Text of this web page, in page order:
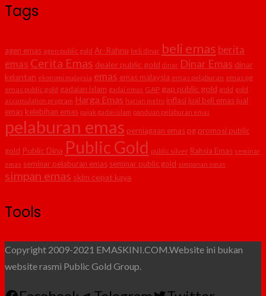
Tags
agen emas agen public gold Ar-Rahnu beli dinar beli emas berita
emas Cerita Emas dealer public gold dinar Dinar Emas dinar
kelantan ekonomi malaysia emas emas malaysia emas pelaburan emas pg
emas public gold gadaian islam gadai emas GAP gap public gold gold gold
accumulation program Harga Emas harian metro inflasi jual beli emas jual
emas kelebihan emas pajak gadai islam panduan pelaburan emas
pelaburan emas perniagaan emas pg promosi public
gold Public Dina Public Gold public silver Rahsia Emas seminar
emas seminar pelaburan emas seminar public gold simpanan emas
simpan emas skim cepat kaya
Tools
Copyright 2009-2021 EMASKINI.COM.Website ini bukan
website rasmi Public Gold Group.